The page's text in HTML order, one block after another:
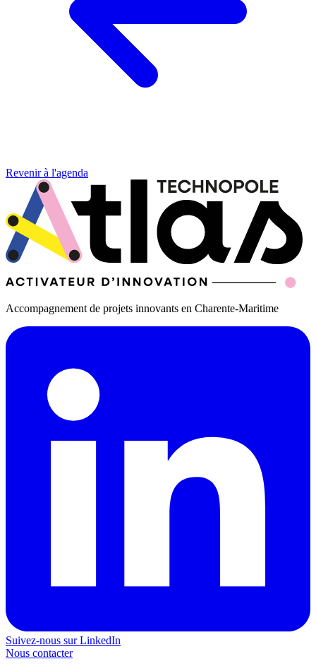
Revenir à l'agenda
Accompagnement de projets innovants en Charente-Maritime
Suivez-nous sur LinkedIn
Nous contacter